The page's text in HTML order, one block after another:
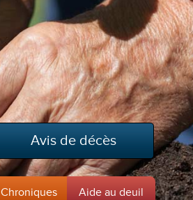
Avis de décès
Chroniques Aide au deuil